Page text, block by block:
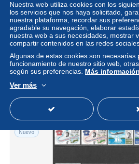
Cayman Islands 1959 mint no hinge,
163-164
± 6,05 US$
Estatus
Nuevo
Nuestra web utiliza cookies con los
los servicios que nos haya solicitado,
nuestra plataforma, recordar sus
agradable su navegación, elaborar
nuestra web a sus necesidades, mostrar
compartir contenidos en las redes
Algunas de estas cookies son necesarias
funcionamiento de nuestro sitio web,
según sus preferencias. Más información
Ver más